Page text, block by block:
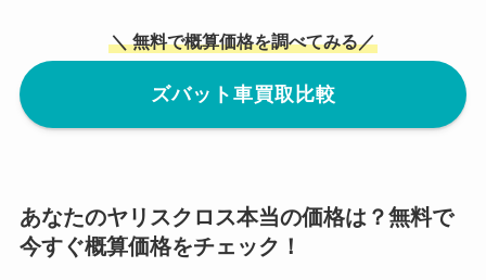
＼ 無料で概算価格を調べてみる／
ズバット車買取比較
あなたのヤリスクロス本当の価格は？無料で
今すぐ概算価格をチェック！